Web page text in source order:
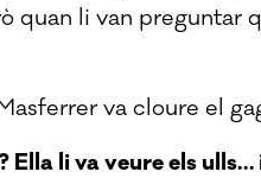
quan li van preguntar
va cloure el
Ella li va veure els ulls…